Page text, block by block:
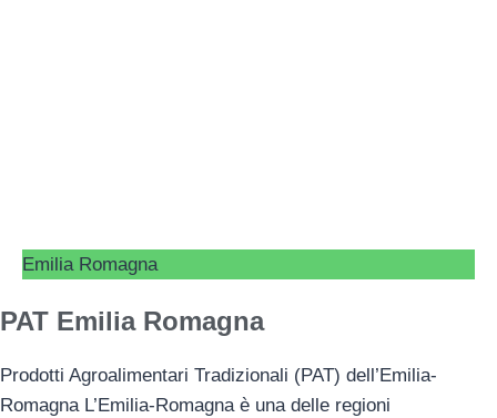
Emilia Romagna
PAT Emilia Romagna
Prodotti Agroalimentari Tradizionali (PAT) dell’Emilia-
Romagna L’Emilia-Romagna è una delle regioni